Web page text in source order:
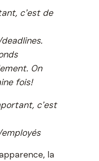
c’est de
On
fois!
c’est
la